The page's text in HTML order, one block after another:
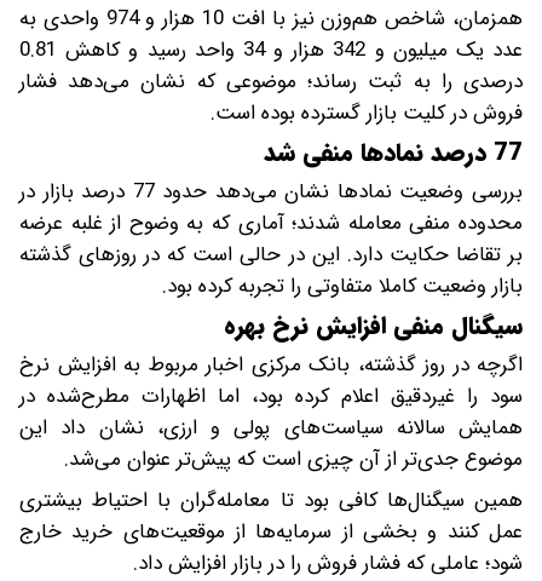
همزمان، شاخص هم‌وزن نیز با افت 10 هزار و 974 واحدی به
عدد یک میلیون و 342 هزار و 34 واحد رسید و کاهش 0.81
درصدی را به ثبت رساند؛ موضوعی که نشان می‌دهد فشار
فروش در کلیت بازار گسترده بوده است.
77 درصد نمادها منفی شد
بررسی وضعیت نمادها نشان می‌دهد حدود 77 درصد بازار در
محدوده منفی معامله شدند؛ آماری که به ‌وضوح از غلبه عرضه
بر تقاضا حکایت دارد. این در حالی است که در روزهای گذشته
بازار وضعیت کاملا متفاوتی را تجربه کرده بود.
سیگنال منفی افزایش نرخ بهره
اگرچه در روز گذشته، بانک مرکزی اخبار مربوط به افزایش نرخ
سود را غیردقیق اعلام کرده بود، اما اظهارات مطرح‌شده در
همایش سالانه سیاست‌های پولی و ارزی، نشان داد این
موضوع جدی‌تر از آن چیزی است که پیش‌تر عنوان می‌شد.
همین سیگنال‌ها کافی بود تا معامله‌گران با احتیاط بیشتری
عمل کنند و بخشی از سرمایه‌ها از موقعیت‌های خرید خارج
شود؛ عاملی که فشار فروش را در بازار افزایش داد.